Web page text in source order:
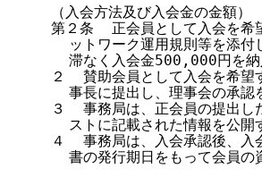
（入会方法及び入会金の金額）
第２条  正会員として入会を希
ットワーク運用規則等を添付
滞なく入会金500,000円を納
２  賛助会員として入会を希望
事長に提出し、理事会の承認
３  事務局は、正会員の提出し
ストに記載された情報を公開
４  事務局は、入会承認後、入
書の発行期日をもって会員の